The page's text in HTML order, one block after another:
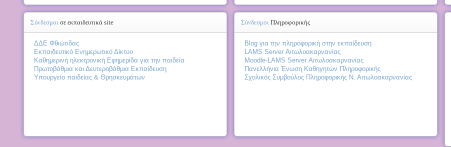
Σύνδεσμοισε εκπαιδευτικά site
ΔΔΕ Φθιώτιδας
Εκπαιδευτικό Ενημερωτικό Δίκτυο
Καθημερινή ηλεκτρονική Εφημερίδα για την παιδεία
Πρωτοβάθμια και Δευτεροβάθμια Εκπαίδευση
Υπουργείο παιδείας & Θρησκευμάτων
Σύνδεσμοι Πληροφορικής
Blog για την πληροφορική στην εκπαίδευση
LAMS Server Αιτωλοακαρνανίας
Moodle-LAMS Server Αιτωλοακαρνανίας
Πανελλήνια Ένωση Καθηγητών Πληροφορικής
Σχολικός Συμβούλος Πληροφορικής Ν. Αιτωλοακαρνανίας